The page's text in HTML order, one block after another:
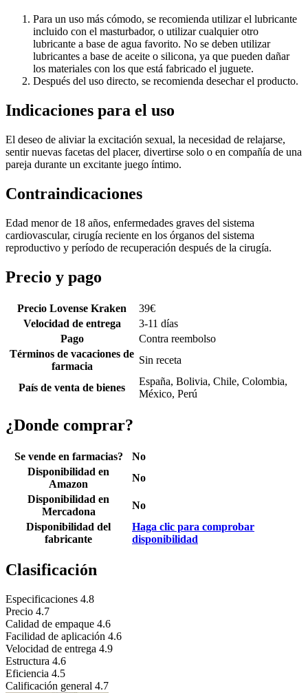
Para un uso más cómodo, se recomienda utilizar el lubricante
incluido con el masturbador, o utilizar cualquier otro
lubricante a base de agua favorito. No se deben utilizar
lubricantes a base de aceite o silicona, ya que pueden dañar
los materiales con los que está fabricado el juguete.
Después del uso directo, se recomienda desechar el producto.
Indicaciones para el uso
El deseo de aliviar la excitación sexual, la necesidad de relajarse,
sentir nuevas facetas del placer, divertirse solo o en compañía de una
pareja durante un excitante juego íntimo.
Contraindicaciones
Edad menor de 18 años, enfermedades graves del sistema
cardiovascular, cirugía reciente en los órganos del sistema
reproductivo y período de recuperación después de la cirugía.
Precio y pago
Precio Lovense Kraken 39€
Velocidad de entrega
3-11 días
Pago
Contra reembolso
Términos de vacaciones de
farmacia
Sin receta
País de venta de bienes
España, Bolivia, Chile, Colombia,
México, Perú
¿Donde comprar?
Se vende en farmacias?
No
Disponibilidad en
Amazon
No
Disponibilidad en
Mercadona
No
Disponibilidad del
fabricante
Haga clic para comprobar
disponibilidad
Clasificación
Especificaciones 4.8
Precio 4.7
Calidad de empaque 4.6
Facilidad de aplicación 4.6
Velocidad de entrega 4.9
Estructura 4.6
Eficiencia 4.5
Calificación general 4.7